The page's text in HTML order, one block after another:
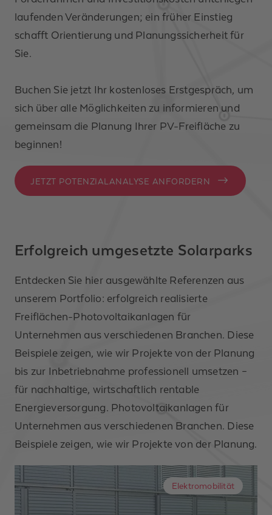
laufenden Veränderungen; ein früher Einstieg
schafft Orientierung und Planungssicherheit für
Sie.
Buchen Sie jetzt Ihr kostenloses Erstgespräch, um
sich über alle Möglichkeiten zu informieren und
gemeinsam die Planung Ihrer PV-Freifläche zu
beginnen!
JETZT POTENZIALANALYSE ANFORDERN
Erfolgreich umgesetzte Solarparks
Entdecken Sie hier ausgewählte Referenzen aus
unserem Portfolio: erfolgreich realisierte
Freiflächen-Photovoltaikanlagen für
Unternehmen aus verschiedenen Branchen. Diese
Beispiele zeigen, wie wir Projekte von der Planung
bis zur Inbetriebnahme professionell umsetzen –
für nachhaltige, wirtschaftlich rentable
Energieversorgung. Photovoltaikanlagen für
Unternehmen aus verschiedenen Branchen. Diese
Beispiele zeigen, wie wir Projekte von der Planung.
Elektromobilität